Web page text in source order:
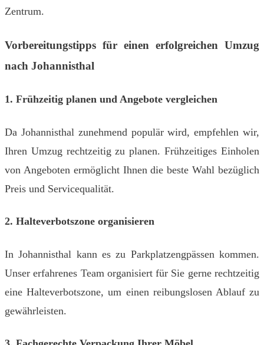
Zentrum.
Vorbereitungstipps für einen erfolgreichen Umzug
nach Johannisthal
1. Frühzeitig planen und Angebote vergleichen
Da Johannisthal zunehmend populär wird, empfehlen wir,
Ihren Umzug rechtzeitig zu planen. Frühzeitiges Einholen
von Angeboten ermöglicht Ihnen die beste Wahl bezüglich
Preis und Servicequalität.
2. Halteverbotszone organisieren
In Johannisthal kann es zu Parkplatzengpässen kommen.
Unser erfahrenes Team organisiert für Sie gerne rechtzeitig
eine Halteverbotszone, um einen reibungslosen Ablauf zu
gewährleisten.